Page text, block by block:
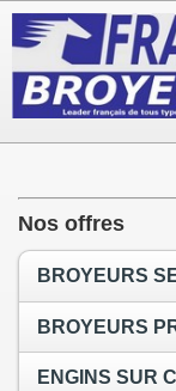
Nos offres
BROYEURS
BROYEURS
ENGINS SUR